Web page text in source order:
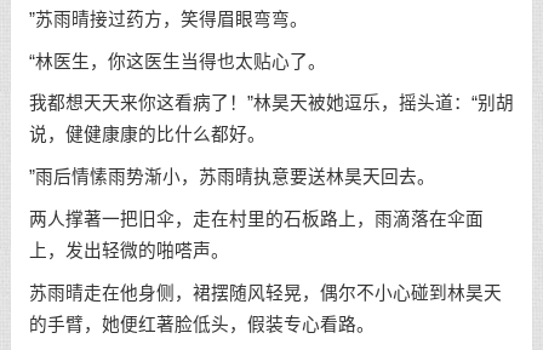
”苏雨晴接过药方，笑得眉眼弯弯。
“林医生，你这医生当得也太贴心了。
我都想天天来你这看病了！”林昊天被她逗乐，摇头道：“别胡
说，健健康康的比什么都好。
”雨后情愫雨势渐小，苏雨晴执意要送林昊天回去。
两人撑著一把旧伞，走在村里的石板路上，雨滴落在伞面
上，发出轻微的啪嗒声。
苏雨晴走在他身侧，裙摆随风轻晃，偶尔不小心碰到林昊天
的手臂，她便红著脸低头，假装专心看路。